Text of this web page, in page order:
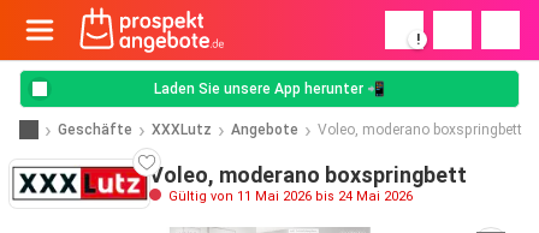
!
Laden Sie unsere App herunter 📲
Geschäfte XXXLutz Angebote Voleo, moderano boxspringbett
Voleo, moderano boxspringbett
Gültig von 11 Mai 2026 bis 24 Mai 2026